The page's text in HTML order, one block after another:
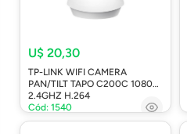
U$ 20,30
TP-LINK WIFI CAMERA
PAN/TILT TAPO C200C 1080P
2.4GHZ H.264
Cód: 1540